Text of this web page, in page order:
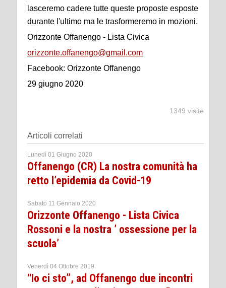
lasceremo cadere tutte queste proposte esposte
durante l'ultimo ma le trasformeremo in mozioni.
Orizzonte Offanengo - Lista Civica
orizzonte.offanengo@gmail.com
Facebook: Orizzonte Offanengo
29 giugno 2020
1349 visite
Articoli correlati
Lunedì 01 Giugno 2020
Offanengo (CR) La nostra comunità ha
retto l’epidemia da Covid-19
Sabato 11 Gennaio 2020
Orizzonte Offanengo - Lista Civica
Rossoni e la nostra ’ ossessione per la
scuola’
Venerdì 04 Ottobre 2019
“Io ci sto”, ad Offanengo due incontri